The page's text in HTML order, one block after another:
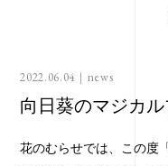
2022.06.04｜ news
向日葵のマジカ
花のむらせでは、この度